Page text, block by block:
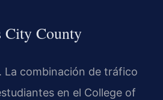
City County
La combinación de tráfico
en el College of